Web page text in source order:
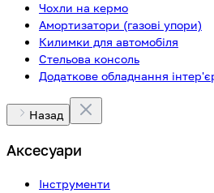
Чохли на кермо
Амортизатори (газові упори)
Килимки для автомобіля
Стельова консоль
Додаткове обладнання
Назад
Аксесуари
Інструменти